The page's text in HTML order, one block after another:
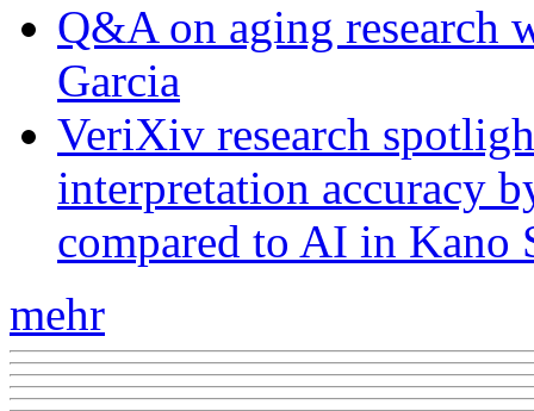
Q&A on aging research
Garcia
VeriXiv research
interpretation accuracy
compared to AI in Kano
mehr